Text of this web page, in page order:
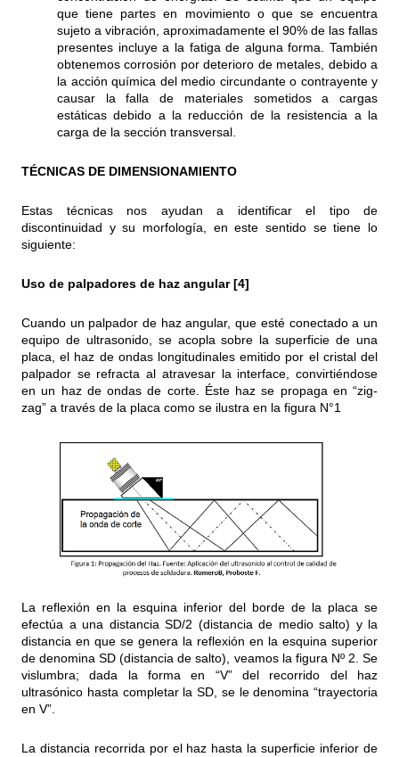
que tiene partes en movimiento o que se encuentra
sujeto a vibración, aproximadamente el 90% de las fallas
presentes incluye a la fatiga de alguna forma. También
obtenemos corrosión por deterioro de metales, debido a
la acción química del medio circundante o contrayente y
causar la falla de materiales sometidos a cargas
estáticas debido a la reducción de la resistencia a la
carga de la sección transversal.
TÉCNICAS DE DIMENSIONAMIENTO
Estas técnicas nos ayudan a identificar el tipo de
discontinuidad y su morfología, en este sentido se tiene lo
siguiente:
Uso de palpadores de haz angular [4]
Cuando un palpador de haz angular, que esté conectado a un
equipo de ultrasonido, se acopla sobre la superficie de una
placa, el haz de ondas longitudinales emitido por el cristal del
palpador se refracta al atravesar la interface, convirtiéndose
en un haz de ondas de corte. Éste haz se propaga en “zig-
zag” a través de la placa como se ilustra en la figura N°1
La reflexión en la esquina inferior del borde de la placa se
efectúa a una distancia SD/2 (distancia de medio salto) y la
distancia en que se genera la reflexión en la esquina superior
de denomina SD (distancia de salto), veamos la figura Nº 2. Se
vislumbra; dada la forma en “V” del recorrido del haz
ultrasónico hasta completar la SD, se le denomina “trayectoria
en V”.
La distancia recorrida por el haz hasta la superficie inferior de